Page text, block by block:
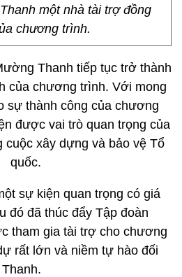
một nhà tài trợ đồng
chương trình.
Thanh tiếp tục trở thành
của chương trình. Với mong
sự thành công của chương
được vai trò quan trọng của
cuộc xây dựng và bảo vệ Tổ
quốc.
sự kiện quan trọng có giá
đó đã thúc đẩy Tập đoàn
tham gia tài trợ cho chương
rất lớn và niềm tự hào đối